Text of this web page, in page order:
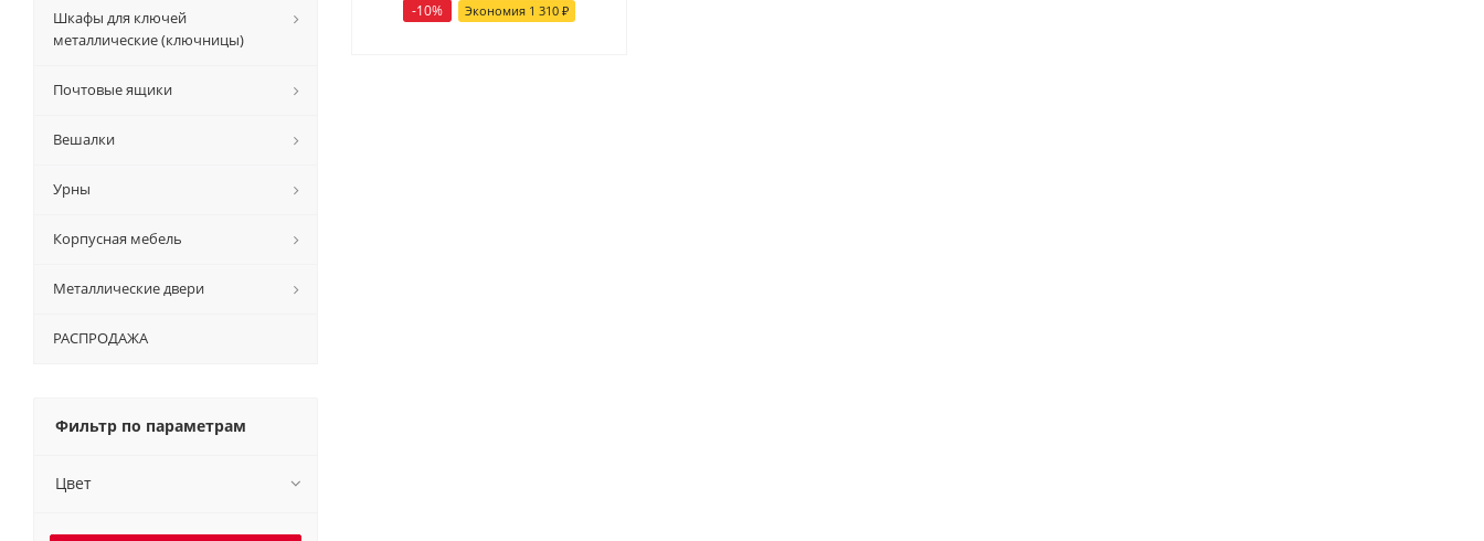
-10% Экономия 1 310 ₽
Шкафы для ключей
металлические (ключницы)
Почтовые ящики
Вешалки
Урны
Корпусная мебель
Металлические двери
РАСПРОДАЖА
Фильтр по параметрам
Цвет